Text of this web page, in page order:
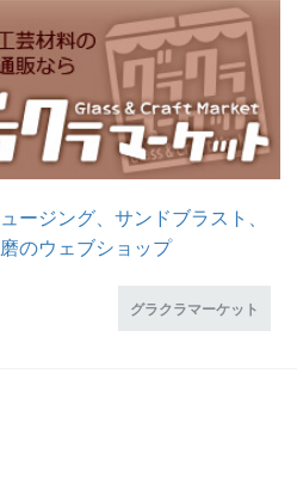
ージング、サンドブラスト、
のウェブショップ
グラクラマーケット